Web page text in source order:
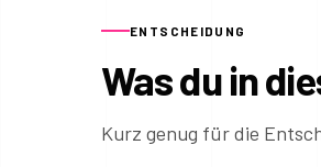
ENTSCHEIDUNG
Was du in
Kurz genug für die